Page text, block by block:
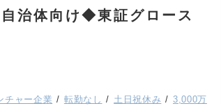
治体向け◆東証グロース
チャー企業 転勤なし 土日祝休み
3,000万